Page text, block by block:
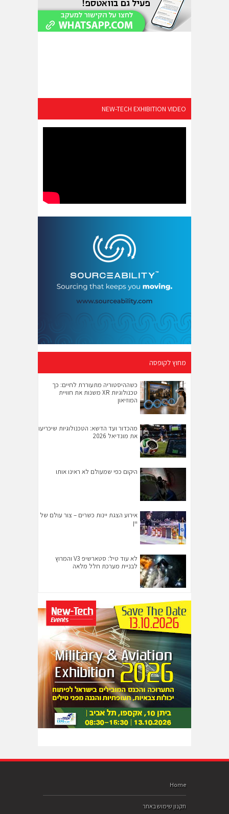
NEW-TECH EXHIBITION VIDEO
מחוץ לקופסה
כשההיסטוריה מתעוררת לחיים: כך
טכנולוגיות XR משנות את חוויית
המוזיאון
מהכדור ועד הדשא: הטכנולוגיות שיכריעו
את מונדיאל 2026
היקום כפי שמעולם לא ראינו אותו
אירוע הצגת יינות כשרים – צור עולם של
יין
לא עוד טיל: סטארשיפ V3 והמרוץ
לבניית מערכת חלל מלאה
Home
תקנון שימוש באתר